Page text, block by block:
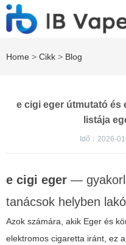
Home > Cikk > Blog
e cigi eger útmutató és
listája
Idő：2026-
e cigi eger —
tanácsok helyben
Azok számára, akik Eger és
elektromos cigaretta iránt, ez